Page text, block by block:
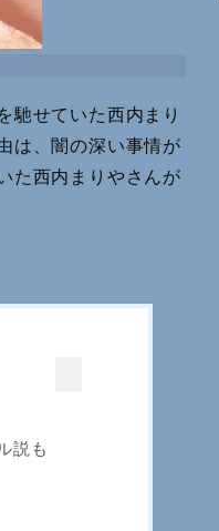
馳せていた西内まり
は、闇の深い事情が
た西内まりやさんが
説も